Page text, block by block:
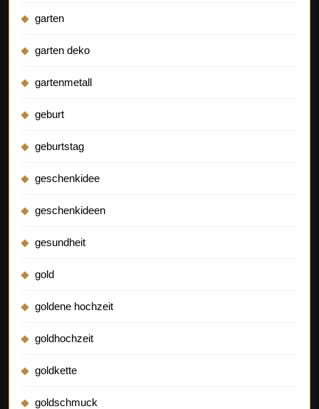
garten
garten deko
gartenmetall
geburt
geburtstag
geschenkidee
geschenkideen
gesundheit
gold
goldene hochzeit
goldhochzeit
goldkette
goldschmuck